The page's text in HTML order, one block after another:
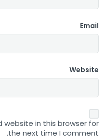
Email
Website
website in this browser for
the next time I comment.